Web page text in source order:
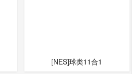
[NES]球类11合1